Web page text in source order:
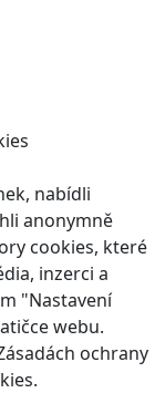
nabídli
anonymně
cookies, které
inzerci a
"Nastavení
webu.
ochrany